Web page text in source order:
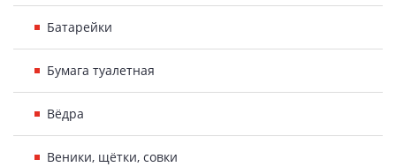
Батарейки
Бумага туалетная
Вёдра
Веники, щётки, совки